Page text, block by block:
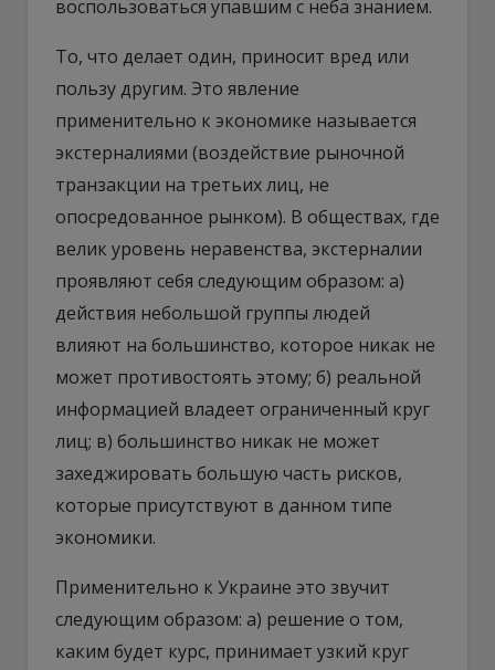
воспользоваться упавшим с неба знанием.
То, что делает один, приносит вред или
пользу другим. Это явление
применительно к экономике называется
экстерналиями (воздействие рыночной
транзакции на третьих лиц, не
опосредованное рынком). В обществах, где
велик уровень неравенства, экстерналии
проявляют себя следующим образом: а)
действия небольшой группы людей
влияют на большинство, которое никак не
может противостоять этому; б) реальной
информацией владеет ограниченный круг
лиц; в) большинство никак не может
захеджировать большую часть рисков,
которые присутствуют в данном типе
экономики.
Применительно к Украине это звучит
следующим образом: а) решение о том,
каким будет курс, принимает узкий круг